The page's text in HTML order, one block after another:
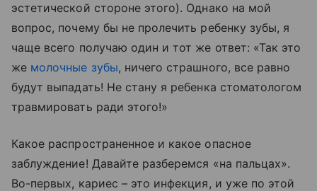
эстетической стороне этого). Однако на мой
вопрос, почему бы не пролечить ребенку зубы, я
чаще всего получаю один и тот же ответ: «Так это
же молочные зубы, ничего страшного, все равно
будут выпадать! Не стану я ребенка стоматологом
травмировать ради этого!»
Какое распространенное и какое опасное
заблуждение! Давайте разберемся «на пальцах».
Во-первых, кариес – это инфекция, и уже по этой